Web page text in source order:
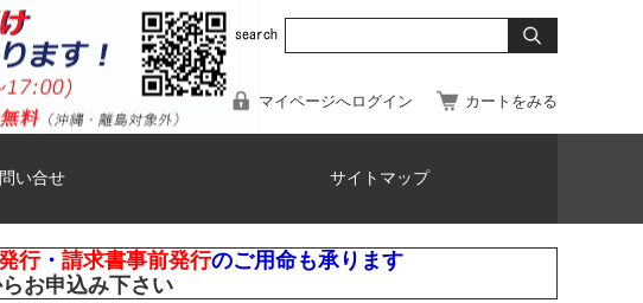
マイページへログイン カートをみる
い合せ サイトマップ
行・ 請求書事前発行のご用命も承ります
お申込み下さい